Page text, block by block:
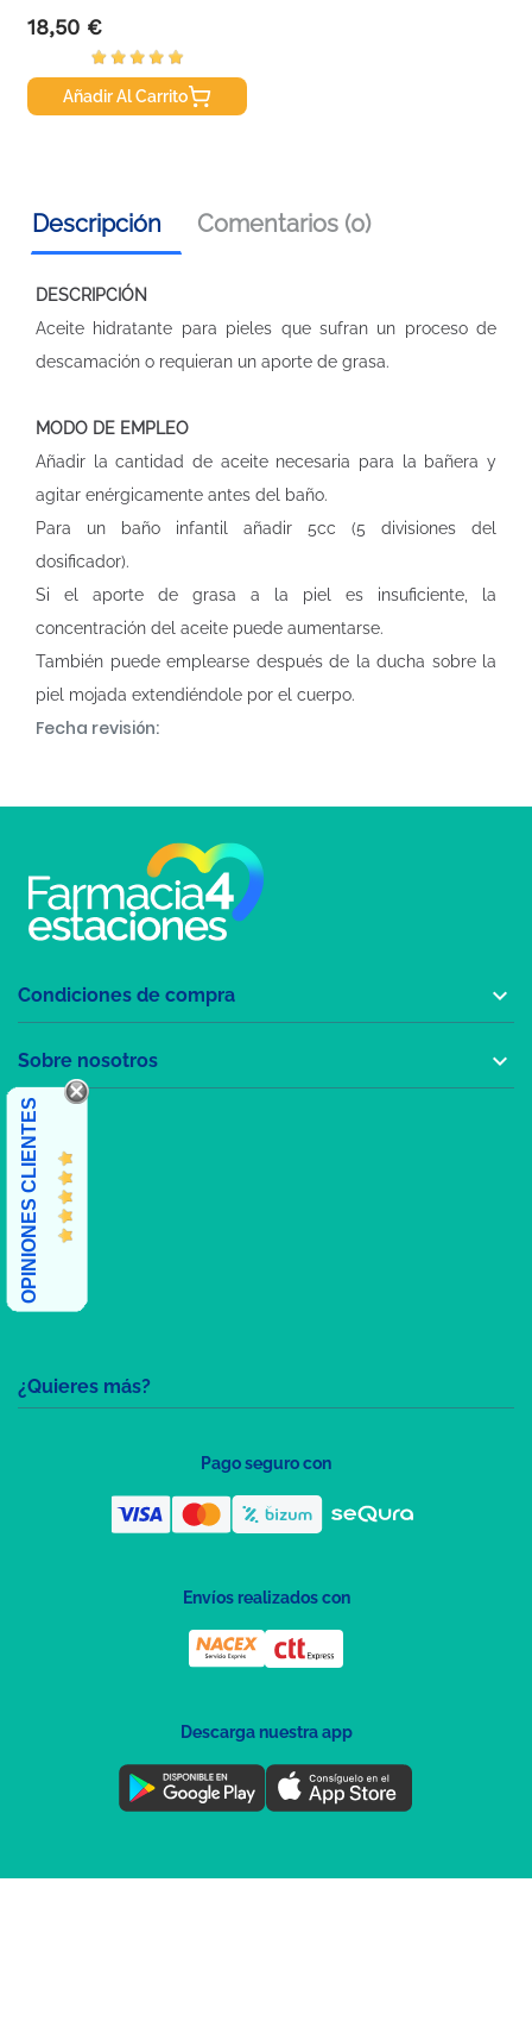
Precio
18,50 €
Añadir Al Carrito
Descripción Comentarios (0)
DESCRIPCIÓN
Aceite hidratante para pieles que sufran un proceso de
descamación o requieran un aporte de grasa.
MODO DE EMPLEO
Añadir la cantidad de aceite necesaria para la bañera y
agitar enérgicamente antes del baño.
Para un baño infantil añadir 5cc (5 divisiones del
dosificador).
Si el aporte de grasa a la piel es insuficiente, la
concentración del aceite puede aumentarse.
También puede emplearse después de la ducha sobre la
piel mojada extendiéndole por el cuerpo.
Fecha revisión:
¿Quieres más?
Condiciones de compra 
Sobre nosotros 
OPINIONES CLIENTES
Pago seguro con
Envíos realizados con
Descarga nuestra app